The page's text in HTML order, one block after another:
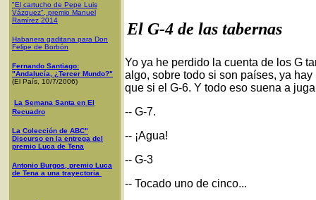
"El cartucho de Pepe Luis
Vázquez", premio Manuel
Ramírez 2014
Habanera gaditana para Don
Felipe de Borbón
Fernando Santiago:
"Andalucía, ¿Tercer Mundo?"
(El País, 10/7/2006)
La Semana Santa en El
Recuadro
La Colección de ABC"
Discurso en la entrega del
premio Luca de Tena
Antonio Burgos, premio Luca
de Tena a una trayectoria
El G-4 de las tabernas
Yo ya he perdido la cuenta de los G
algo, sobre todo si son países, ya
que si el G-6. Y todo eso suena a
-- G-7.
-- ¡Agua!
-- G-3
-- Tocado uno de cinco...